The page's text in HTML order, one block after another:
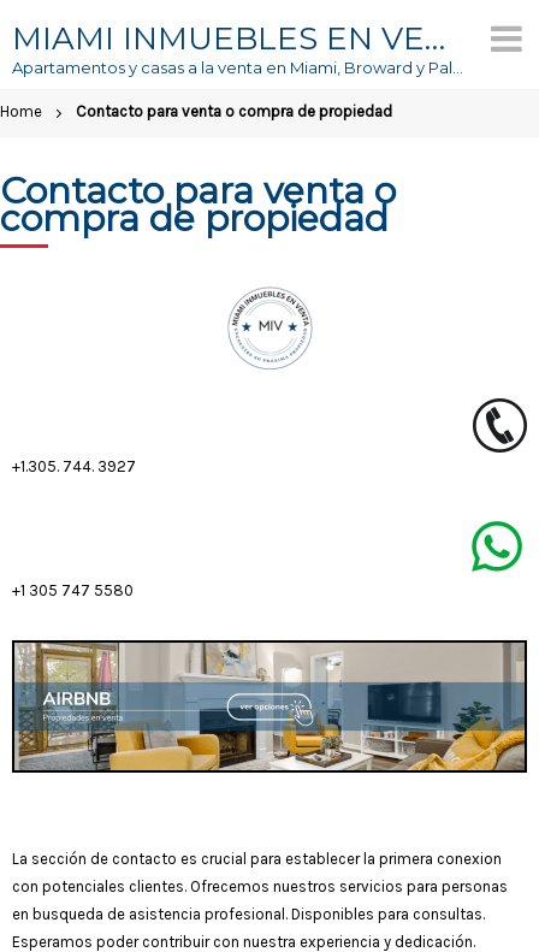
MIAMI INMUEBLES EN VENTA
Home Contacto para venta o compra de propiedad
Contacto para venta o
compra de propiedad
+1.305. 744. 3927
+1 305 747 5580
La sección de contacto es crucial para establecer la primera conexion
con potenciales clientes. Ofrecemos nuestros servicios para personas
en busqueda de asistencia profesional. Disponibles para consultas.
Esperamos poder contribuir con nuestra experiencia y dedicación.